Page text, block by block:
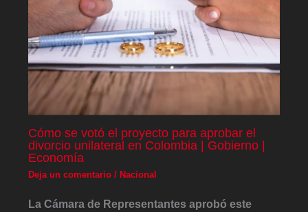
Cómo se votó el proyecto para aprobar el
divorcio unilateral en Colombia | Gobierno |
Economía
Deja un comentario / Nacional
La Cámara de Representantes aprobó este